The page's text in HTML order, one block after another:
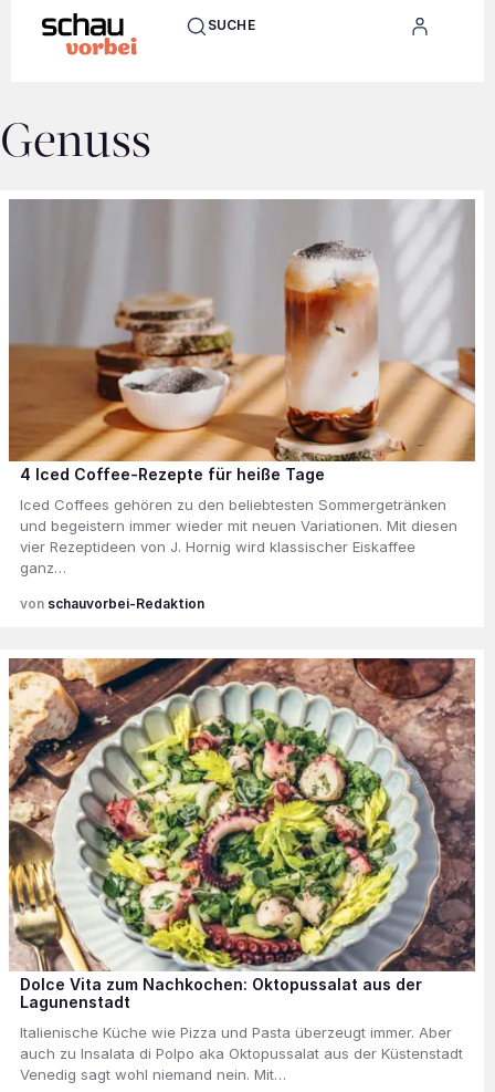
SUCHE
Genuss
4 Iced Coffee-Rezepte für heiße Tage
Iced Coffees gehören zu den beliebtesten Sommergetränken
und begeistern immer wieder mit neuen Variationen. Mit diesen
vier Rezeptideen von J. Hornig wird klassischer Eiskaffee
ganz…
schauvorbei-Redaktion
Dolce Vita zum Nachkochen: Oktopussalat aus der
Lagunenstadt
Italienische Küche wie Pizza und Pasta überzeugt immer. Aber
auch zu Insalata di Polpo aka Oktopussalat aus der Küstenstadt
Venedig sagt wohl niemand nein. Mit…